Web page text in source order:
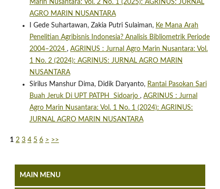
Marin Nusantara: Vol. 2 No. 1 (2025): AGRINUS: JURNAL
AGRO MARIN NUSANTARA
I Gede Suhartawan, Zakia Putri Sulaiman, Ke Mana Arah
Penelitian Agribisnis Indonesia? Analisis Bibliometrik Periode
2004–2024 , AGRINUS : Jurnal Agro Marin Nusantara: Vol.
1 No. 2 (2024): AGRINUS: JURNAL AGRO MARIN
NUSANTARA
Sirilus Manshur Dima, Didik Daryanto, Rantai Pasokan Sari
Buah Jeruk Di UPT PATPH Sidoarjo , AGRINUS : Jurnal
Agro Marin Nusantara: Vol. 1 No. 1 (2024): AGRINUS:
JURNAL AGRO MARIN NUSANTARA
1 2 3 4 5 6 > >>
MAIN MENU